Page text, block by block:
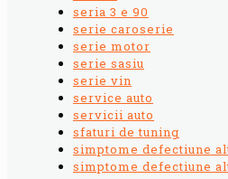
seria 3 e 90
serie caroserie
serie motor
serie sasiu
serie vin
service auto
servicii auto
sfaturi de tuning
simptome defectiune
simptome defectiune